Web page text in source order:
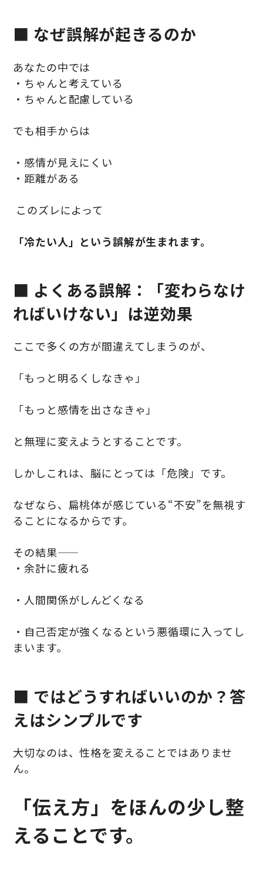
■ なぜ誤解が起きるのか
あなたの中では
・ちゃんと考えている
・ちゃんと配慮している
でも相手からは
・感情が見えにくい
・距離がある
このズレによって
「冷たい人」という誤解が生まれます。
■ よくある誤解：「変わらなけ
ればいけない」は逆効果
ここで多くの方が間違えてしまうのが、
「もっと明るくしなきゃ」
「もっと感情を出さなきゃ」
と無理に変えようとすることです。
しかしこれは、脳にとっては「危険」です。
なぜなら、扁桃体が感じている“不安”を無視す
ることになるからです。
その結果――
・余計に疲れる
・人間関係がしんどくなる
・自己否定が強くなるという悪循環に入ってし
まいます。
■ ではどうすればいいのか？答
えはシンプルです
大切なのは、性格を変えることではありませ
ん。
「伝え方」をほんの少し整
えることです。